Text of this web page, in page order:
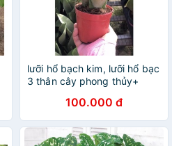
lưỡi hổ bạch kim, lưỡi hổ bạc
3 thân cây phong thủy+
100.000 đ